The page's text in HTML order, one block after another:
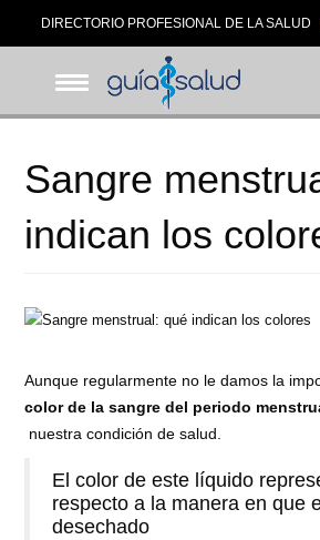
DIRECTORIO PROFESIONAL DE LA SALUD
Sangre
indican los
Aunque regularmente no le damos la
color de la sangre del periodo
nuestra condición de salud.
El color de este líquido
respecto a la manera en que
desechado